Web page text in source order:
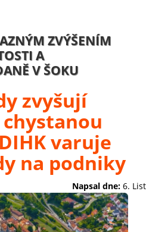
ZVÝŠENÍM
A
V ŠOKU
zvyšují
varuje
na podniky
Napsal dne: 6.